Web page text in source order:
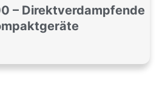
– Direktverdampfende